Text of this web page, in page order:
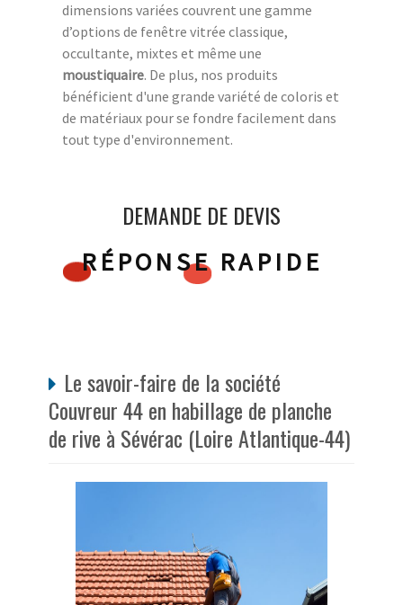
dimensions variées couvrent une gamme
d’options de fenêtre vitrée classique,
occultante, mixtes et même une
moustiquaire. De plus, nos produits
bénéficient d'une grande variété de coloris et
de matériaux pour se fondre facilement dans
tout type d'environnement.
DEMANDE DE DEVIS
RÉPONSE RAPIDE
Le savoir-faire de la société
Couvreur 44 en habillage de planche
de rive à Sévérac (Loire Atlantique-44)